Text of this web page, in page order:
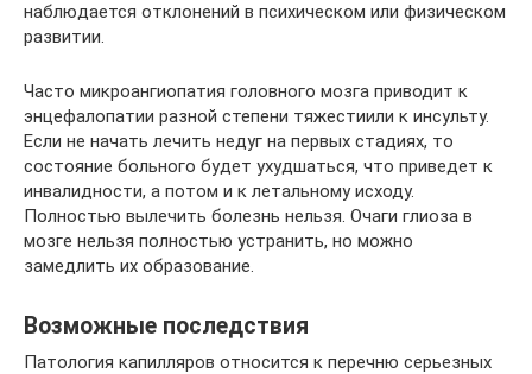
наблюдается отклонений в психическом или физическом
развитии.
Часто микроангиопатия головного мозга приводит к
энцефалопатии разной степени тяжестиили к инсульту.
Если не начать лечить недуг на первых стадиях, то
состояние больного будет ухудшаться, что приведет к
инвалидности, а потом и к летальному исходу.
Полностью вылечить болезнь нельзя. Очаги глиоза в
мозге нельзя полностью устранить, но можно
замедлить их образование.
Возможные последствия
Патология капилляров относится к перечню серьезных